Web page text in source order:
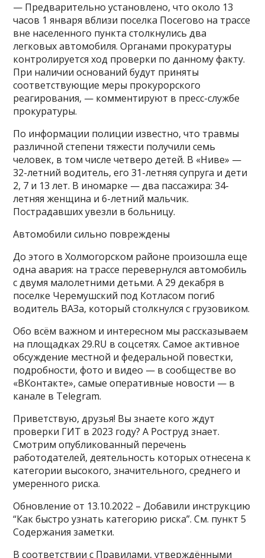
— Предварительно установлено, что около 13
часов 1 января вблизи поселка Посегово на трассе
вне населенного пункта столкнулись два
легковых автомобиля. Органами прокуратуры
контролируется ход проверки по данному факту.
При наличии оснований будут приняты
соответствующие меры прокурорского
реагирования, — комментируют в пресс-службе
прокуратуры.
По информации полиции известно, что травмы
различной степени тяжести получили семь
человек, в том числе четверо детей. В «Ниве» —
32-летний водитель, его 31-летняя супруга и дети
2, 7 и 13 лет. В иномарке — два пассажира: 34-
летняя женщина и 6-летний мальчик.
Пострадавших увезли в больницу.
Автомобили сильно повреждены
До этого в Холмогорском районе произошла еще
одна авария: на трассе перевернулся автомобиль
с двумя малолетними детьми. А 29 декабря в
поселке Черемушский под Котласом погиб
водитель ВАЗа, который столкнулся с грузовиком.
Обо всём важном и интересном мы рассказываем
на площадках 29.RU в соцсетях. Самое активное
обсуждение местной и федеральной повестки,
подробности, фото и видео — в сообществе во
«ВКонтакте», самые оперативные новости — в
канале в Telegram.
Приветствую, друзья! Вы знаете кого ждут
проверки ГИТ в 2023 году? А Роструд знает.
Смотрим опубликованный перечень
работодателей, деятельность которых отнесена к
категории высокого, значительного, среднего и
умеренного риска.
Обновление от 13.10.2022 – Добавили инструкцию
“Как быстро узнать категорию риска”. См. пункт 5
Содержания заметки.
В соответствии с Правилами, утверждёнными